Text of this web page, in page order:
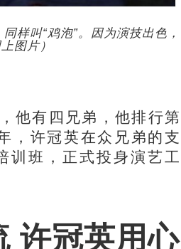
样叫“鸡泡”。因为演技出色，
图片）
有四兄弟，他排行第
，许冠英在众兄弟的支
训班，正式投身演艺工
许冠英用心